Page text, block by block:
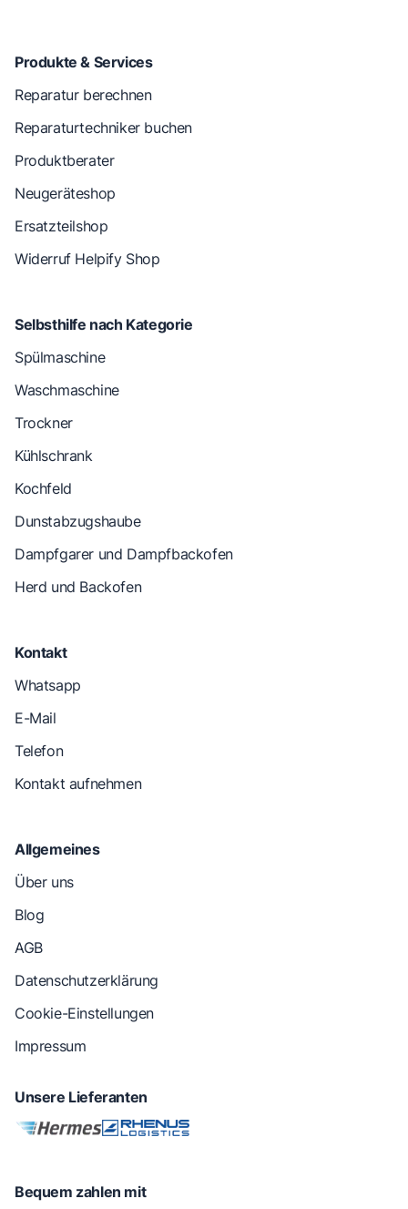
Produkte & Services
Reparatur berechnen
Reparaturtechniker buchen
Produktberater
Neugeräteshop
Ersatzteilshop
Widerruf Helpify Shop
Selbsthilfe nach Kategorie
Spülmaschine
Waschmaschine
Trockner
Kühlschrank
Kochfeld
Dunstabzugshaube
Dampfgarer und Dampfbackofen
Herd und Backofen
Kontakt
Whatsapp
E-Mail
Telefon
Kontakt aufnehmen
Allgemeines
Über uns
Blog
AGB
Datenschutzerklärung
Cookie-Einstellungen
Impressum
Unsere Lieferanten
Bequem zahlen mit